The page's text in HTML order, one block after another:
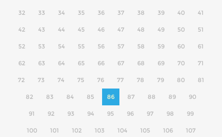
32 33 34 35 36 37 38 39 40 41
42 43 44 45 46 47 48 49 50 51
52 53 54 55 56 57 58 59 60 61
62 63 64 65 66 67 68 69 70 71
72 73 74 75 76 77 78 79 80 81
82 83 84 85 86 87 88 89 90
91 92 93 94 95 96 97 98 99
100 101 102 103 104 105 106 107